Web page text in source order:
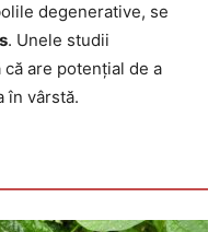
degenerative, se
. Unele studii
are potențial de a
în vârstă.